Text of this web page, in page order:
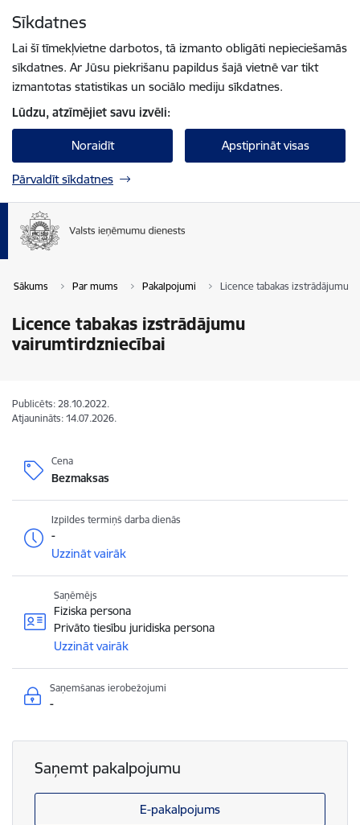
Sīkdatnes
Lai šī tīmekļvietne darbotos, tā izmanto obligāti nepieciešamās
sīkdatnes. Ar Jūsu piekrišanu papildus šajā vietnē var tikt
izmantotas statistikas un sociālo mediju sīkdatnes.
Lūdzu, atzīmējiet savu izvēli:
Noraidīt Apstiprināt visas
Pārvaldīt sīkdatnes
Sākums Par mums Pakalpojumi Licence tabakas izstrādājumu
Licence tabakas izstrādājumu
vairumtirdzniecībai
Publicēts: 28.10.2022.
Atjaunināts: 14.07.2026.
Cena
Bezmaksas
Izpildes termiņš darba dienās
-
Uzzināt vairāk
Saņēmējs
Fiziska persona
Privāto tiesību juridiska persona
Uzzināt vairāk
Saņemšanas ierobežojumi
-
Saņemt pakalpojumu
E-pakalpojums